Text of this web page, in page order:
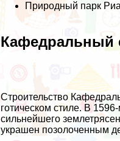
Природный парк
Кафедральный
Строительство
готическом стиле. В
сильнейшего
украшен позолоченным